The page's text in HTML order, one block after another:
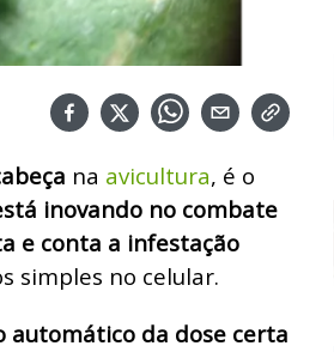
na avicultura, é o
inovando no combate
e conta a infestação
simples no celular.
automático da dose certa